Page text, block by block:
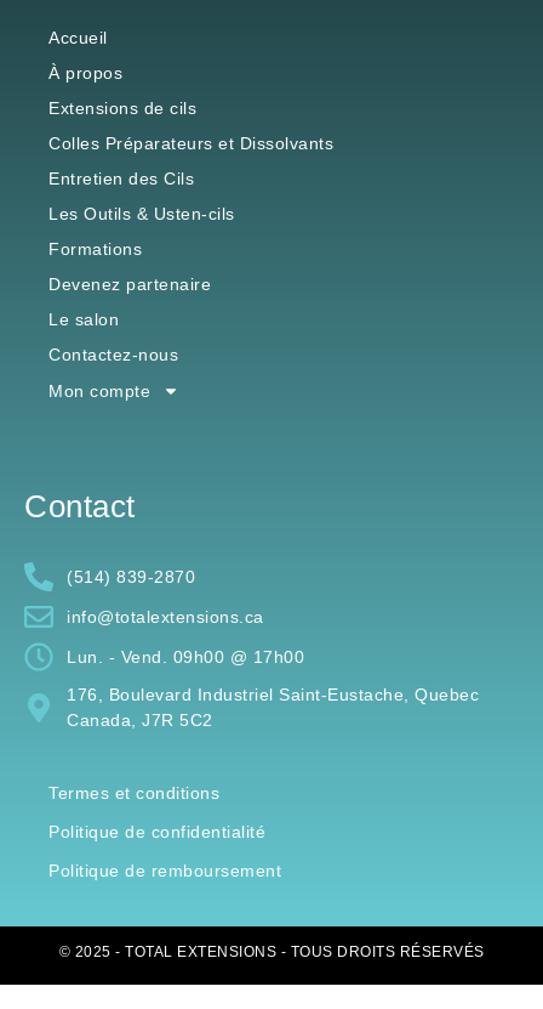
Accueil
À propos
Extensions de cils
Colles Préparateurs et Dissolvants
Entretien des Cils
Les Outils & Usten-cils
Formations
Devenez partenaire
Le salon
Contactez-nous
Mon compte
Contact
(514) 839-2870
info@totalextensions.ca
Lun. - Vend. 09h00 @ 17h00
176, Boulevard Industriel Saint-Eustache, Quebec
Canada, J7R 5C2
Termes et conditions
Politique de confidentialité
Politique de remboursement
© 2025 - TOTAL EXTENSIONS - TOUS DROITS RÉSERVÉS